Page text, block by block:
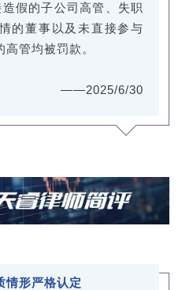
假的子公司高管、失职
的董事以及未直接参与
管均被罚款。
——2025/6/30
情形严格认定